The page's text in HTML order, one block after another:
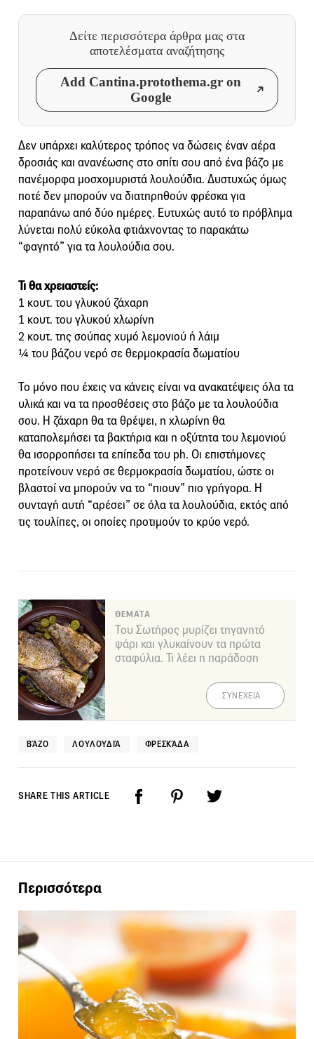
Δείτε περισσότερα άρθρα μας στα
αποτελέσματα αναζήτησης
Add Cantina.protothema.gr on
Google
Δεν υπάρχει καλύτερος τρόπος να δώσεις έναν αέρα
δροσιάς και ανανέωσης στο σπίτι σου από ένα βάζο με
πανέμορφα μοσχομυριστά λουλούδια. Δυστυχώς όμως
ποτέ δεν μπορούν να διατηρηθούν φρέσκα για
παραπάνω από δύο ημέρες. Ευτυχώς αυτό το πρόβλημα
λύνεται πολύ εύκολα φτιάχνοντας το παρακάτω
“φαγητό” για τα λουλούδια σου.
Τι θα χρειαστείς:
1 κουτ. του γλυκού ζάχαρη
1 κουτ. του γλυκού χλωρίνη
2 κουτ. της σούπας χυμό λεμονιού ή λάιμ
¼ του βάζου νερό σε θερμοκρασία δωματίου
Το μόνο που έχεις να κάνεις είναι να ανακατέψεις όλα τα
υλικά και να τα προσθέσεις στο βάζο με τα λουλούδια
σου. Η ζάχαρη θα τα θρέψει, η χλωρίνη θα
καταπολεμήσει τα βακτήρια και η οξύτητα του λεμονιού
θα ισορροπήσει τα επίπεδα του ph. Οι επιστήμονες
προτείνουν νερό σε θερμοκρασία δωματίου, ώστε οι
βλαστοί να μπορούν να το “πιουν” πιο γρήγορα. Η
συνταγή αυτή “αρέσει” σε όλα τα λουλούδια, εκτός από
τις τουλίπες, οι οποίες προτιμούν το κρύο νερό.
ΘΕΜΑΤΑ
Του Σωτήρος μυρίζει τηγανητό
ψάρι και γλυκαίνουν τα πρώτα
σταφύλια. Τι λέει η παράδοση
ΣΥΝΕΧΕΙΑ
ΒΆΖΟ ΛΟΥΛΟΥΔΙΆ ΦΡΕΣΚΆΔΑ
SHARE THIS ARTICLE
Περισσότερα